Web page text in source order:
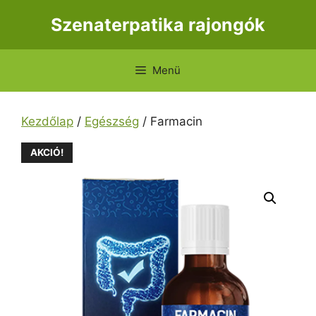
Szenaterpatika rajongók
Menü
Kezdőlap / Egészség / Farmacin
AKCIÓ!